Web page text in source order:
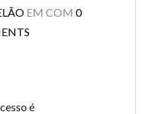
EM COM 0
é